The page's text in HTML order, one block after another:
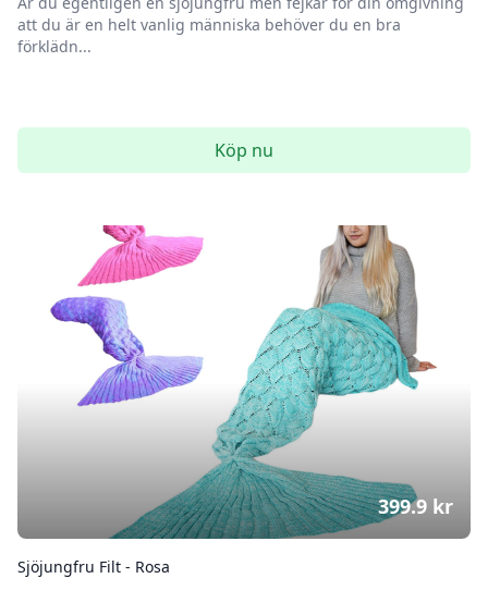
att du är en helt vanlig människa behöver du en bra
förklädn...
Köp nu
Sjöjungfru Filt - Rosa
399.9 kr